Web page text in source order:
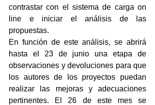
contrastar con el sistema de carga on
line e iniciar el análisis de las
propuestas.
En función de este análisis, se abrirá
hasta el 23 de junio una etapa de
observaciones y devoluciones para que
los autores de los proyectos puedan
realizar las mejoras y adecuaciones
pertinentes. El 26 de este mes se